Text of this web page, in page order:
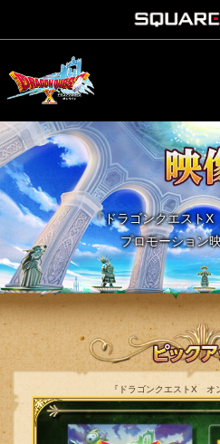
『ドラゴンクエスト
プロモーション
『ドラゴンクエストX オ